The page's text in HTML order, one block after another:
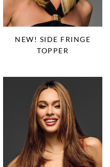
NEW! SIDE FRINGE
TOPPER